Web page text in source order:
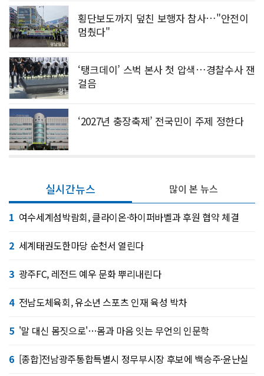
횡단보도까지 덮친 보행자 참사…"안전이
멈췄다"
‘탱크데이’ 스벅 본사 첫 압색…경찰수사 잰
걸음
‘2027년 충장축제’ 전국민이 주제 정한다
실시간뉴스
1 여수세계섬박람회, 클라이온·하이퍼바벨과 후원 협약 체결
2 세계태권도한마당 순천서 열린다
3 광주FC, 레전드 예우 문화 뿌리내린다
4 전남도체육회, 유소년 스포츠 인재 육성 박차
5 '말 대신 몸짓으로'…몸과 마음 잇는 무언의 인문학
6 [종합]전남광주통합특별시 정무부시장 후보에 백승주·윤난실
많이 본 뉴스